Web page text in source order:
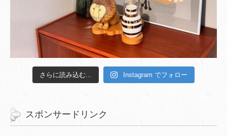
さらに読み込む... Instagram でフォロー
スポンサードリンク